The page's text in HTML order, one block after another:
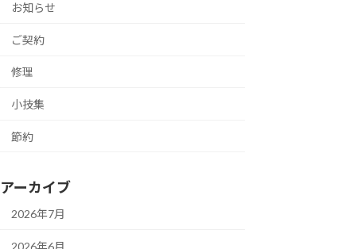
お知らせ
ご契約
修理
小技集
節約
アーカイブ
2026年7月
2026年6月